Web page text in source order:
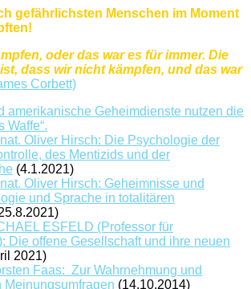
gefährlichsten Menschen im Moment
oder das war es für immer. Die
dass wir nicht kämpfen, und das war
Corbett)
amerikanische Geheimdienste nutzen die
Waffe“.
nat. Oliver Hirsch: Die Psychologie der
des Mentizids und der
(4.1.2021)
nat. Oliver Hirsch: Geheimnisse und
und Sprache in totalitären
ESFELD (Professor für
Die offene Gesellschaft und ihre neuen
2021)
Faas: Zur Wahrnehmung und
Meinungsumfragen (14.10.2014)